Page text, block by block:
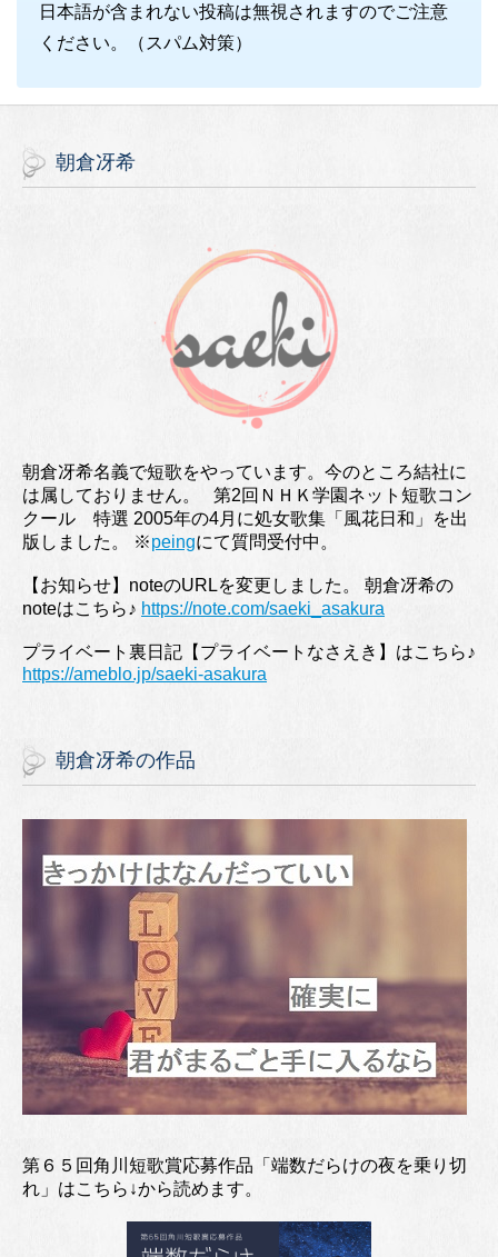
日本語が含まれない投稿は無視されますのでご注意
ください。（スパム対策）
朝倉冴希
朝倉冴希名義で短歌をやっています。今のところ結社に
は属しておりません。 第2回ＮＨＫ学園ネット短歌コン
クール 特選 2005年の4月に処女歌集「風花日和」を出
版しました。 ※peingにて質問受付中。
【お知らせ】noteのURLを変更しました。 朝倉冴希の
noteはこちら♪ https://note.com/saeki_asakura
プライベート裏日記【プライベートなさえき】はこちら♪
https://ameblo.jp/saeki-asakura
朝倉冴希の作品
第６５回角川短歌賞応募作品「端数だらけの夜を乗り切
れ」はこちら↓から読めます。